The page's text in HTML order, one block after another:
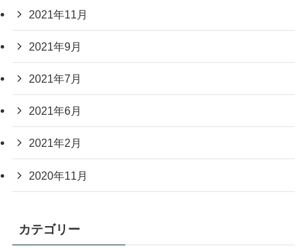
2021年11月
2021年9月
2021年7月
2021年6月
2021年2月
2020年11月
カテゴリー